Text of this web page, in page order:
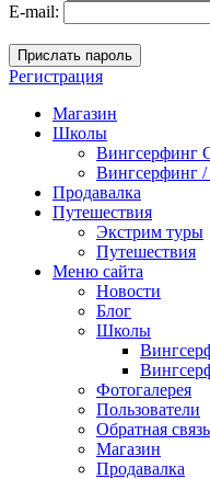
E-mail:
Регистрация
Магазин
Школы
Вингсерфинг
Вингсерфинг
Продавалка
Путешествия
Экстрим туры
Путешествия
Меню сайта
Новости
Блог
Школы
Фотогалерея
Пользователи
Обратная связь
Магазин
Продавалка